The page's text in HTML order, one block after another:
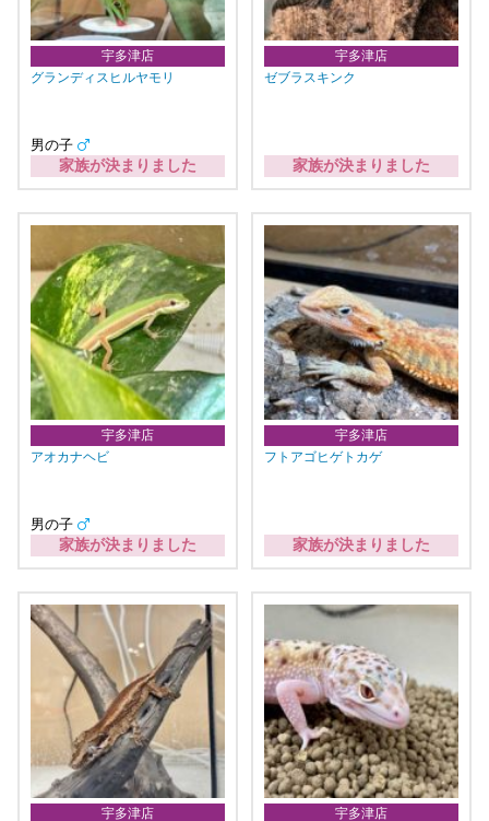
宇多津店
グランディスヒルヤモリ
男の子
家族が決まりました
宇多津店
ゼブラスキンク
家族が決まりました
宇多津店
アオカナヘビ
男の子
家族が決まりました
宇多津店
フトアゴヒゲトカゲ
家族が決まりました
宇多津店
宇多津店